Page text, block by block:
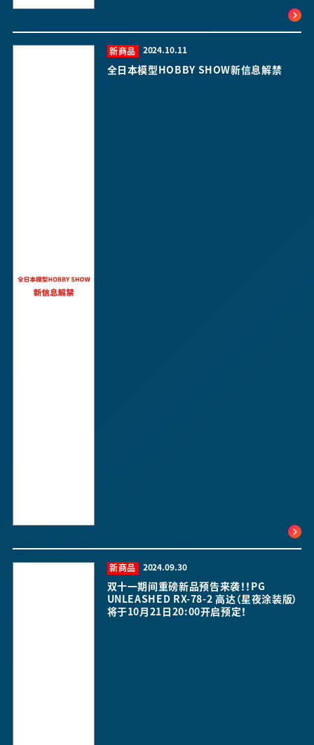
新商品 2024.10.11
全日本模型HOBBY SHOW新信息解禁
新商品 2024.09.30
双十一期间重磅新品预告来袭！！PG
UNLEASHED RX-78-2 高达（星夜涂装版）
将于10月21日20:00开启预定！